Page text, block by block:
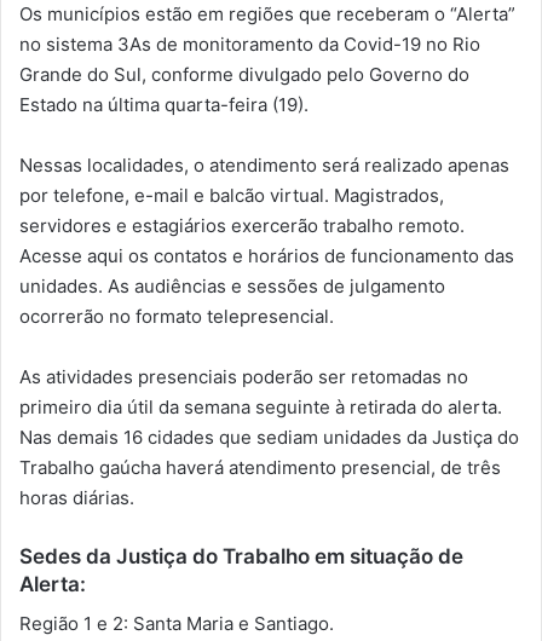
Os municípios estão em regiões que receberam o “Alerta”
no sistema 3As de monitoramento da Covid-19 no Rio
Grande do Sul, conforme divulgado pelo Governo do
Estado na última quarta-feira (19).
Nessas localidades, o atendimento será realizado apenas
por telefone, e-mail e balcão virtual. Magistrados,
servidores e estagiários exercerão trabalho remoto.
Acesse aqui os contatos e horários de funcionamento das
unidades. As audiências e sessões de julgamento
ocorrerão no formato telepresencial.
As atividades presenciais poderão ser retomadas no
primeiro dia útil da semana seguinte à retirada do alerta.
Nas demais 16 cidades que sediam unidades da Justiça do
Trabalho gaúcha haverá atendimento presencial, de três
horas diárias.
Sedes da Justiça do Trabalho em situação de
Alerta:
Região 1 e 2: Santa Maria e Santiago.